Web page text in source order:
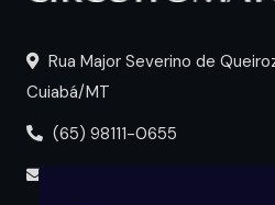
Rua Major Severino de
Cuiabá/MT
(65) 98111-0655